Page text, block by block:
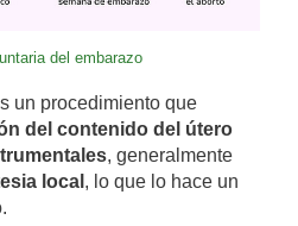
del embarazo
un procedimiento que
del contenido del útero
, generalmente
local , lo que lo hace un